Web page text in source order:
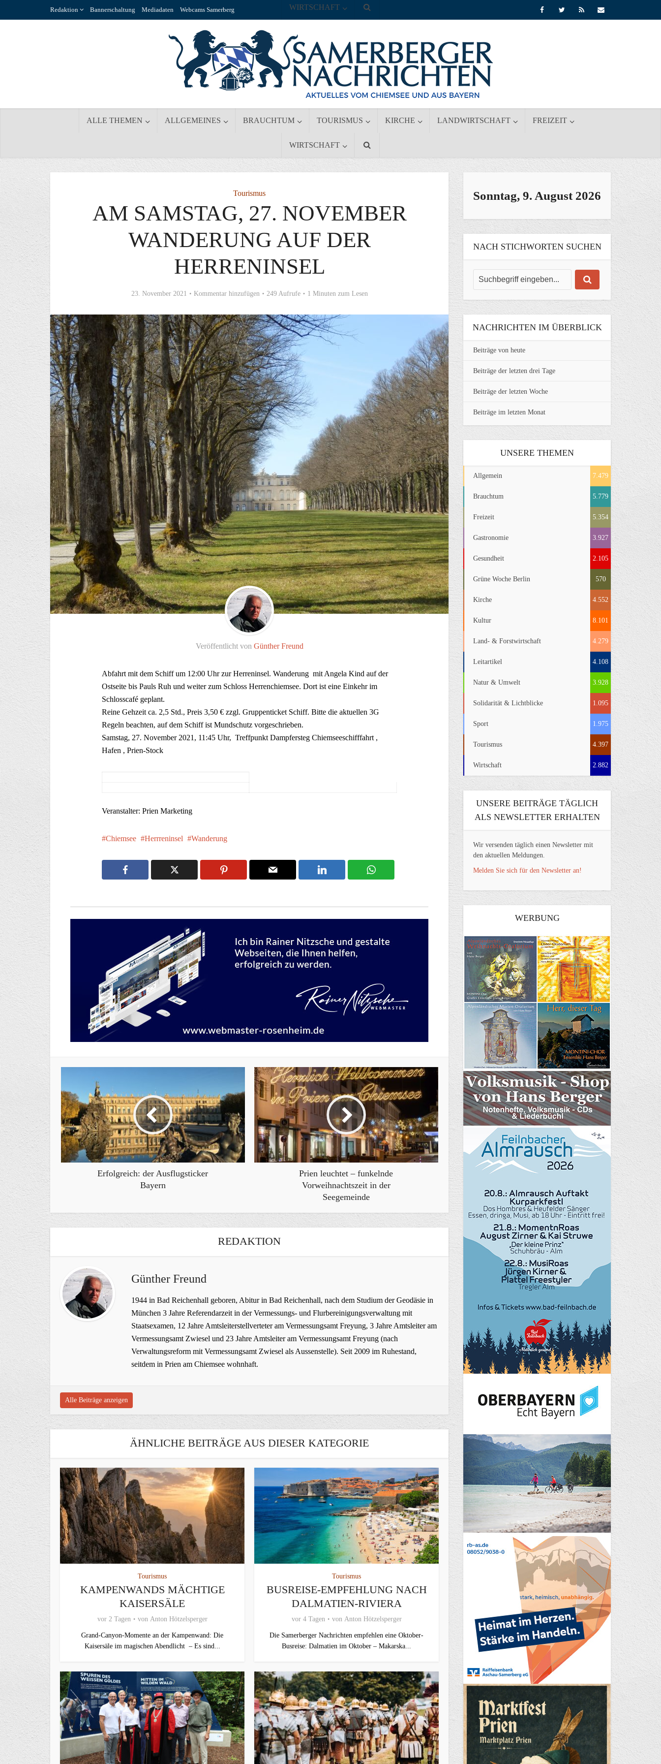
Redaktion Bannerschaltung Mediadaten Webcams Samerberg
ALLE THEMEN ALLGEMEINES BRAUCHTUM TOURISMUS KIRCHE LANDWIRTSCHAFT FREIZEIT
WIRTSCHAFT
WIRTSCHAFT
Tourismus
AM SAMSTAG, 27. NOVEMBER
WANDERUNG AUF DER
HERRENINSEL
23. November 2021 Kommentar hinzufügen 249 Aufrufe 1 Minuten zum Lesen
Veröffentlicht von Günther Freund
Abfahrt mit dem Schiff um 12:00 Uhr zur Herreninsel. Wanderung mit Angela Kind auf der
Ostseite bis Pauls Ruh und weiter zum Schloss Herrenchiemsee. Dort ist eine Einkehr im
Schlosscafé geplant.
Reine Gehzeit ca. 2,5 Std., Preis 3,50 € zzgl. Gruppenticket Schiff. Bitte die aktuellen 3G
Regeln beachten, auf dem Schiff ist Mundschutz vorgeschrieben.
Samstag, 27. November 2021, 11:45 Uhr, Treffpunkt Dampfersteg Chiemseeschifffahrt ,
Hafen , Prien-Stock
Veranstalter: Prien Marketing
Chiemsee Herrreninsel Wanderung
Erfolgreich: der Ausflugsticker
Bayern
Prien leuchtet – funkelnde
Vorweihnachtszeit in der
Seegemeinde
REDAKTION
Günther Freund
1944 in Bad Reichenhall geboren, Abitur in Bad Reichenhall, nach dem Studium der Geodäsie in
München 3 Jahre Referendarzeit in der Vermessungs- und Flurbereinigungsverwaltung mit
Staatsexamen, 12 Jahre Amtsleiterstellverteter am Vermessungsamt Freyung, 3 Jahre Amtsleiter am
Vermessungsamt Zwiesel und 23 Jahre Amtsleiter am Vermessungsamt Freyung (nach
Verwaltungsreform mit Vermessungsamt Zwiesel als Aussenstelle). Seit 2009 im Ruhestand,
seitdem in Prien am Chiemsee wohnhaft.
Alle Beiträge anzeigen
ÄHNLICHE BEITRÄGE AUS DIESER KATEGORIE
Tourismus
KAMPENWANDS MÄCHTIGE
KAISERSÄLE
vor 2 Tagen von Anton Hötzelsperger
Grand-Canyon-Momente an der Kampenwand: Die
Kaisersäle im magischen Abendlicht – Es sind...
Tourismus
BUSREISE-EMPFEHLUNG NACH
DALMATIEN-RIVIERA
vor 4 Tagen von Anton Hötzelsperger
Die Samerberger Nachrichten empfehlen eine Oktober-
Busreise: Dalmatien im Oktober – Makarska...
Sonntag, 9. August 2026
NACH STICHWORTEN SUCHEN
NACHRICHTEN IM ÜBERBLICK
Beiträge von heute
Beiträge der letzten drei Tage
Beiträge der letzten Woche
Beiträge im letzten Monat
UNSERE THEMEN
Allgemein 7.479
Brauchtum 5.779
Freizeit 5.354
Gastronomie 3.927
Gesundheit 2.105
Grüne Woche Berlin 570
Kirche 4.552
Kultur 8.101
Land- & Forstwirtschaft 4.279
Leitartikel 4.108
Natur & Umwelt 3.928
Solidarität & Lichtblicke 1.095
Sport 1.975
Tourismus 4.397
Wirtschaft 2.882
UNSERE BEITRÄGE TÄGLICH
ALS NEWSLETTER ERHALTEN
Wir versenden täglich einen Newsletter mit
den aktuellen Meldungen.
Melden Sie sich für den Newsletter an!
WERBUNG